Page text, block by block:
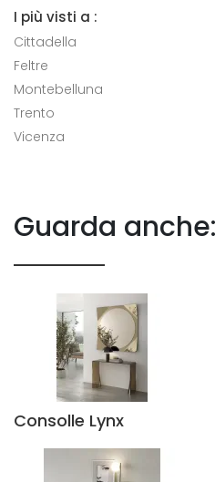
I più visti a :
Cittadella
Feltre
Montebelluna
Trento
Vicenza
Guarda anche:
Consolle Lynx